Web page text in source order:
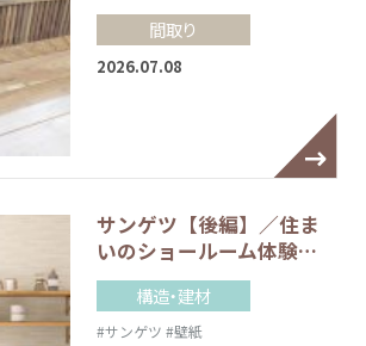
間取り
2026.07.08
サンゲツ【後編】／住ま
いのショールーム体験…
構造・建材
#サンゲツ #壁紙